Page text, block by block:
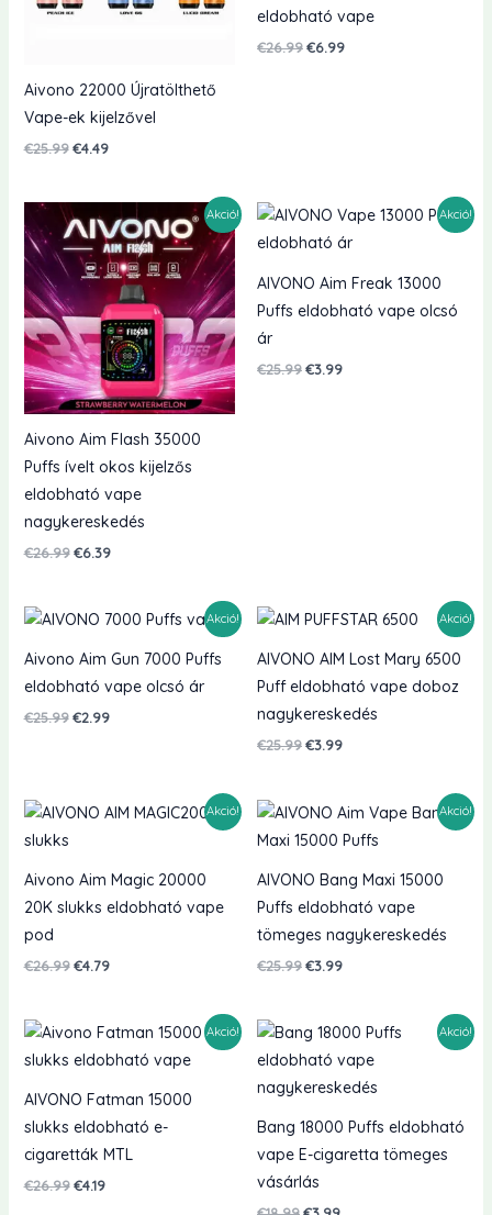
Aivono 22000 Újratölthető
Vape-ek kijelzővel
€25.99 Eredeti
€4.49Jelenlegi
eldobható vape
€26.99Eredeti
€6.99Jelenlegi
Akció!
Aivono Aim Flash 35000
Puffs ívelt okos kijelzős
eldobható vape
nagykereskedés
€26.99 Eredeti
€6.39Jelenlegi
Akció!
AIVONO Aim Freak 13000
Puffs eldobható vape olcsó
ár
€25.99Eredeti
€3.99Jelenlegi
Akció!
Aivono Aim Gun 7000 Puffs
eldobható vape olcsó ár
€25.99 Eredeti
€2.99Jelenlegi
Akció!
AIVONO AIM Lost Mary 6500
Puff eldobható vape doboz
nagykereskedés
€25.99Eredeti
€3.99Jelenlegi
Akció!
Aivono Aim Magic 20000
20K slukks eldobható vape
pod
€26.99 Eredeti
€4.79Jelenlegi
Akció!
AIVONO Bang Maxi 15000
Puffs eldobható vape
tömeges nagykereskedés
€25.99Eredeti
€3.99Jelenlegi
Akció!
AIVONO Fatman 15000
slukks eldobható e-
cigaretták MTL
€26.99 Eredeti
€4.19Jelenlegi
Akció!
Bang 18000 Puffs eldobható
vape E-cigaretta tömeges
vásárlás